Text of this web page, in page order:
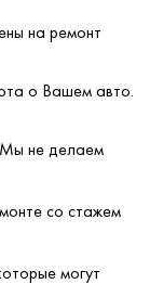
на ремонт
о Вашем авто.
Мы не делаем
со стажем
могут